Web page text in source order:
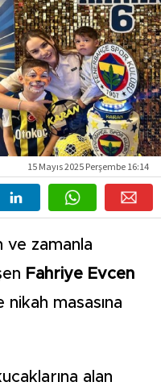
15 Mayıs 2025 Perşembe 16:14
ve zamanla
Fahriye Evcen
nikah masasına
alan